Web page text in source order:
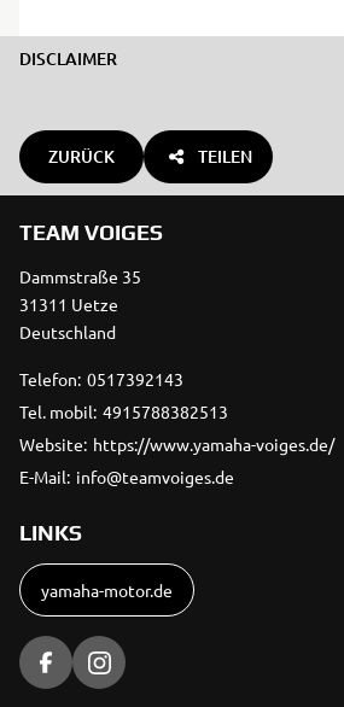
DISCLAIMER
ZURÜCK TEILEN
TEAM VOIGES
Dammstraße 35
31311 Uetze
Deutschland
Telefon: 0517392143
Tel. mobil: 4915788382513
Website: https://www.yamaha-voiges.de/
E-Mail: info@teamvoiges.de
LINKS
yamaha-motor.de